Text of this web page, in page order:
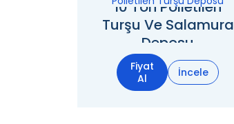
10 Ton Polietilen
Turşu Ve Salamura
Deposu
Fiyat
Al
İncele